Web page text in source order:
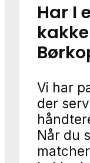
Har I
Vi har
der
Når du